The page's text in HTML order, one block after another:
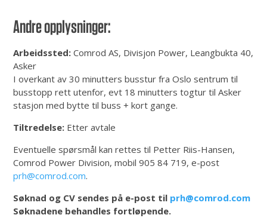
Andre opplysninger:
Arbeidssted: Comrod AS, Divisjon Power, Leangbukta 40,
Asker
I overkant av 30 minutters busstur fra Oslo sentrum til
busstopp rett utenfor, evt 18 minutters togtur til Asker
stasjon med bytte til buss + kort gange.
Tiltredelse: Etter avtale
Eventuelle spørsmål kan rettes til Petter Riis-Hansen,
Comrod Power Division, mobil 905 84 719, e-post
prh@comrod.com.
Søknad og CV sendes på e-post til prh@comrod.com
Søknadene behandles fortløpende.